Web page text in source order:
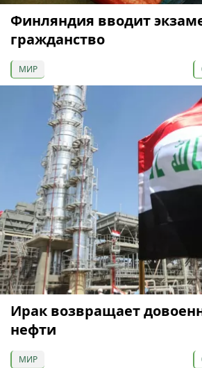
Финляндия вводит
гражданство
МИР
Ирак возвращает
нефти
МИР